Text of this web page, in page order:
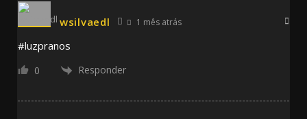
wsilvaedl 1 mês atrás
#luzpranos
0 Responder